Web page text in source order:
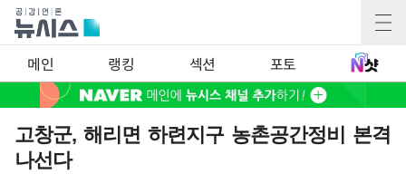
메인 랭킹 섹션 포토
고창군, 해리면 하련지구 농촌공간정비 본격
나선다